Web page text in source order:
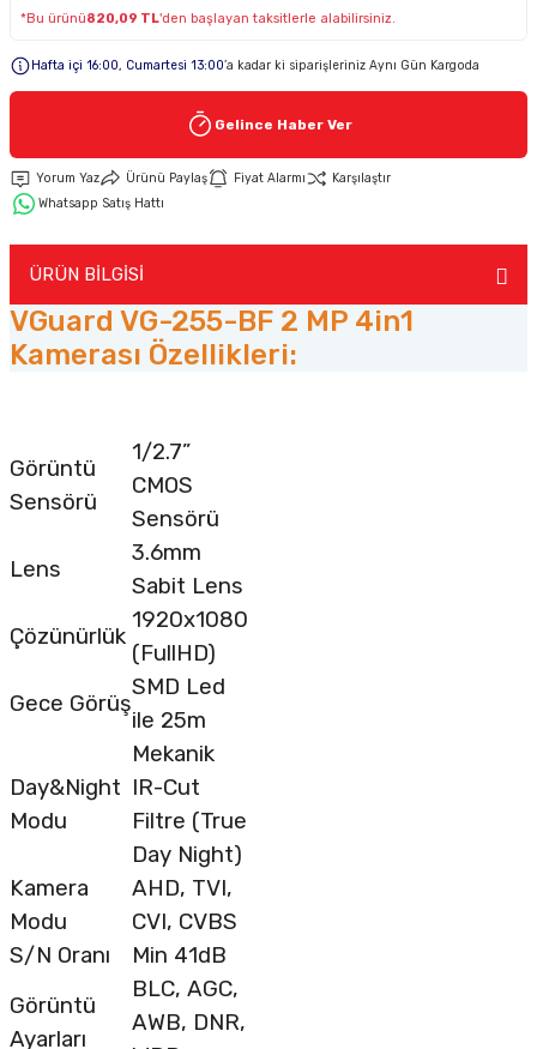
Keypad-Tuş Takımı Ürünler
Hırsız Alarm Aksesuarlar
*Bu ürünü820,09 TL'den başlayan taksitlerle alabilirsiniz.
Hafta içi 16:00, Cumartesi 13:00’a kadar ki siparişleriniz Aynı Gün Kargoda
Gelince Haber Ver
Yorum Yaz Ürünü Paylaş Fiyat Alarmı
Karşılaştır
Whatsapp Satış Hattı
ÜRÜN BİLGİSİ
VGuard VG-255-BF 2 MP 4in1
Kamerası Özellikleri:
Görüntü
Sensörü
1/2.7”
CMOS
Sensörü
Lens
3.6mm
Sabit Lens
Çözünürlük
1920x1080
(FullHD)
Gece Görüş
SMD Led
ile 25m
Day&Night
Modu
Mekanik
IR-Cut
Filtre (True
Day Night)
Kamera
Modu
AHD, TVI,
CVI, CVBS
S/N Oranı
Min 41dB
Görüntü
Ayarları
BLC, AGC,
AWB, DNR,